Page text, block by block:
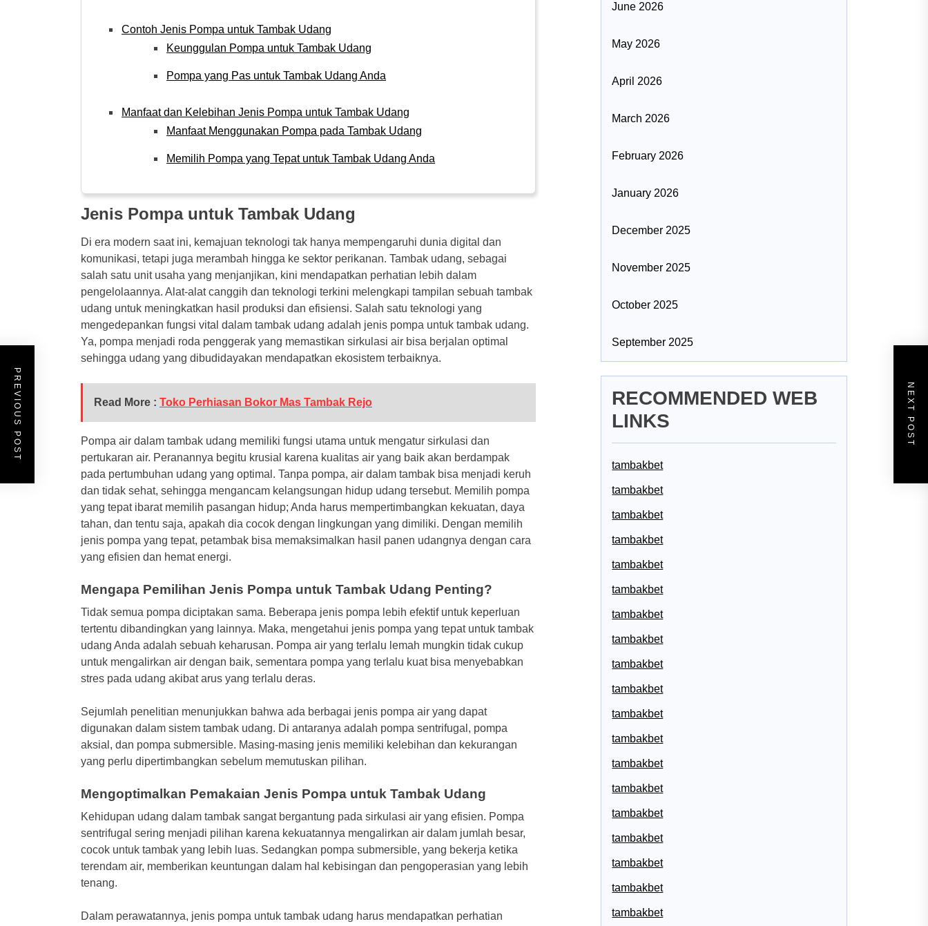
Contoh Jenis Pompa untuk Tambak Udang
Keunggulan Pompa untuk Tambak Udang
Pompa yang Pas untuk Tambak Udang Anda
Manfaat dan Kelebihan Jenis Pompa untuk Tambak Udang
Manfaat Menggunakan Pompa pada Tambak Udang
Memilih Pompa yang Tepat untuk Tambak Udang Anda
Jenis Pompa untuk Tambak Udang
Di era modern saat ini, kemajuan teknologi tak hanya mempengaruhi dunia digital dan
komunikasi, tetapi juga merambah hingga ke sektor perikanan. Tambak udang, sebagai
salah satu unit usaha yang menjanjikan, kini mendapatkan perhatian lebih dalam
pengelolaannya. Alat-alat canggih dan teknologi terkini melengkapi tampilan sebuah tambak
udang untuk meningkatkan hasil produksi dan efisiensi. Salah satu teknologi yang
mengedepankan fungsi vital dalam tambak udang adalah jenis pompa untuk tambak udang.
Ya, pompa menjadi roda penggerak yang memastikan sirkulasi air bisa berjalan optimal
sehingga udang yang dibudidayakan mendapatkan ekosistem terbaiknya.
Read More : Toko Perhiasan Bokor Mas Tambak Rejo
Pompa air dalam tambak udang memiliki fungsi utama untuk mengatur sirkulasi dan
pertukaran air. Peranannya begitu krusial karena kualitas air yang baik akan berdampak
pada pertumbuhan udang yang optimal. Tanpa pompa, air dalam tambak bisa menjadi keruh
dan tidak sehat, sehingga mengancam kelangsungan hidup udang tersebut. Memilih pompa
yang tepat ibarat memilih pasangan hidup; Anda harus mempertimbangkan kekuatan, daya
tahan, dan tentu saja, apakah dia cocok dengan lingkungan yang dimiliki. Dengan memilih
jenis pompa yang tepat, petambak bisa memaksimalkan hasil panen udangnya dengan cara
yang efisien dan hemat energi.
Mengapa Pemilihan Jenis Pompa untuk Tambak Udang Penting?
Tidak semua pompa diciptakan sama. Beberapa jenis pompa lebih efektif untuk keperluan
tertentu dibandingkan yang lainnya. Maka, mengetahui jenis pompa yang tepat untuk tambak
udang Anda adalah sebuah keharusan. Pompa air yang terlalu lemah mungkin tidak cukup
untuk mengalirkan air dengan baik, sementara pompa yang terlalu kuat bisa menyebabkan
stres pada udang akibat arus yang terlalu deras.
Sejumlah penelitian menunjukkan bahwa ada berbagai jenis pompa air yang dapat
digunakan dalam sistem tambak udang. Di antaranya adalah pompa sentrifugal, pompa
aksial, dan pompa submersible. Masing-masing jenis memiliki kelebihan dan kekurangan
yang perlu dipertimbangkan sebelum memutuskan pilihan.
Mengoptimalkan Pemakaian Jenis Pompa untuk Tambak Udang
Kehidupan udang dalam tambak sangat bergantung pada sirkulasi air yang efisien. Pompa
sentrifugal sering menjadi pilihan karena kekuatannya mengalirkan air dalam jumlah besar,
cocok untuk tambak yang lebih luas. Sedangkan pompa submersible, yang bekerja ketika
terendam air, memberikan keuntungan dalam hal kebisingan dan pengoperasian yang lebih
tenang.
Dalam perawatannya, jenis pompa untuk tambak udang harus mendapatkan perhatian
PREVIOUS POST NEXT POST
June 2026
May 2026
April 2026
March 2026
February 2026
January 2026
December 2025
November 2025
October 2025
September 2025
RECOMMENDED WEB
LINKS
tambakbet
tambakbet
tambakbet
tambakbet
tambakbet
tambakbet
tambakbet
tambakbet
tambakbet
tambakbet
tambakbet
tambakbet
tambakbet
tambakbet
tambakbet
tambakbet
tambakbet
tambakbet
tambakbet